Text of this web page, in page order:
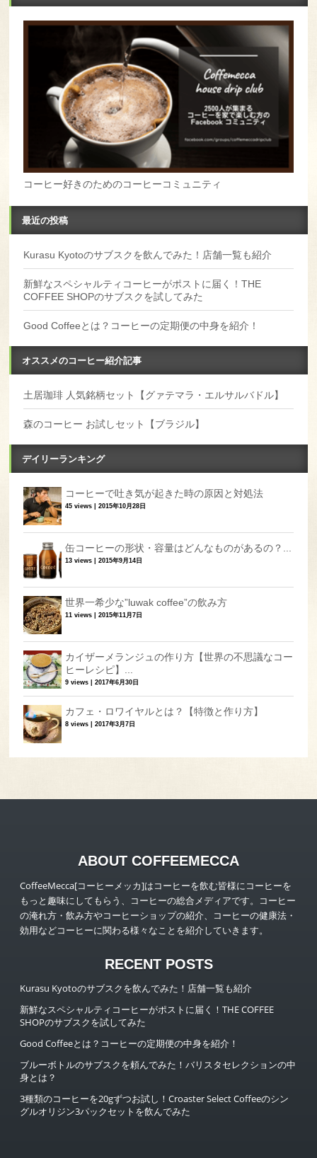
コーヒー好きのためのコーヒーコミュニティ
最近の投稿
Kurasu Kyotoのサブスクを飲んでみた！店舗一覧も紹介
新鮮なスペシャルティコーヒーがポストに届く！THE
COFFEE SHOPのサブスクを試してみた
Good Coffeeとは？コーヒーの定期便の中身を紹介！
オススメのコーヒー紹介記事
土居珈琲 人気銘柄セット【グァテマラ・エルサルバドル】
森のコーヒー お試しセット【ブラジル】
デイリーランキング
コーヒーで吐き気が起きた時の原因と対処法
45 views |2015年10月28日
缶コーヒーの形状・容量はどんなものがあるの？...
13 views |2015年9月14日
世界一希少な”luwak coffee”の飲み方
11 views |2015年11月7日
カイザーメランジュの作り方【世界の不思議なコー
ヒーレシピ】...
9 views |2017年6月30日
カフェ・ロワイヤルとは？【特徴と作り方】
8 views |2017年3月7日
ABOUT COFFEEMECCA
CoffeeMecca[コーヒーメッカ]はコーヒーを飲む皆様にコーヒーを
もっと趣味にしてもらう、コーヒーの総合メディアです。コーヒー
の淹れ方・飲み方やコーヒーショップの紹介、コーヒーの健康法・
効用などコーヒーに関わる様々なことを紹介していきます。
RECENT POSTS
Kurasu Kyotoのサブスクを飲んでみた！店舗一覧も紹介
新鮮なスペシャルティコーヒーがポストに届く！THE COFFEE
SHOPのサブスクを試してみた
Good Coffeeとは？コーヒーの定期便の中身を紹介！
ブルーボトルのサブスクを頼んでみた！バリスタセレクションの中
身とは？
3種類のコーヒーを20gずつお試し！Croaster Select Coffeeのシン
グルオリジン3パックセットを飲んでみた